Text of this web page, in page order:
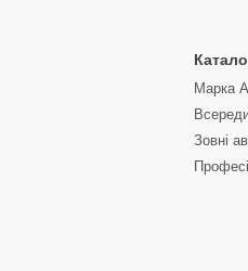
Марка
Зовні